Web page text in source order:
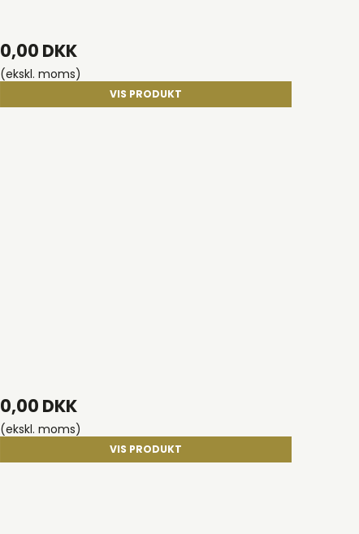
0,00 DKK
(ekskl. moms)
VIS PRODUKT
0,00 DKK
(ekskl. moms)
VIS PRODUKT